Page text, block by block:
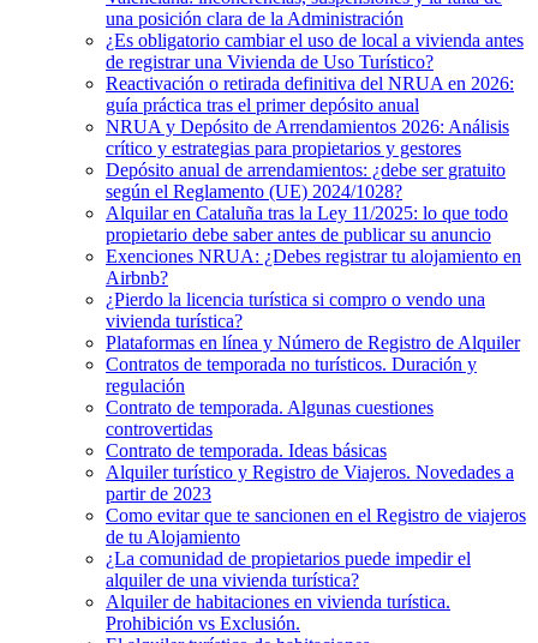
una posición clara de la Administración
¿Es obligatorio cambiar el uso de local a vivienda antes
de registrar una Vivienda de Uso Turístico?
Reactivación o retirada definitiva del NRUA en 2026:
guía práctica tras el primer depósito anual
NRUA y Depósito de Arrendamientos 2026: Análisis
crítico y estrategias para propietarios y gestores
Depósito anual de arrendamientos: ¿debe ser gratuito
según el Reglamento (UE) 2024/1028?
Alquilar en Cataluña tras la Ley 11/2025: lo que todo
propietario debe saber antes de publicar su anuncio
Exenciones NRUA: ¿Debes registrar tu alojamiento en
Airbnb?
¿Pierdo la licencia turística si compro o vendo una
vivienda turística?
Plataformas en línea y Número de Registro de Alquiler
Contratos de temporada no turísticos. Duración y
regulación
Contrato de temporada. Algunas cuestiones
controvertidas
Contrato de temporada. Ideas básicas
Alquiler turístico y Registro de Viajeros. Novedades a
partir de 2023
Como evitar que te sancionen en el Registro de viajeros
de tu Alojamiento
¿La comunidad de propietarios puede impedir el
alquiler de una vivienda turística?
Alquiler de habitaciones en vivienda turística.
Prohibición vs Exclusión.